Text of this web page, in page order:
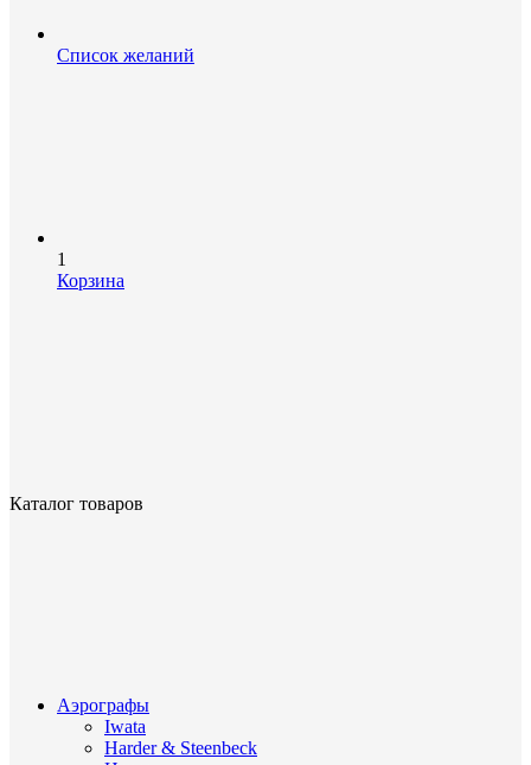
Список желаний
1
Корзина
Каталог товаров
Аэрографы
Iwata
Harder & Steenbeck